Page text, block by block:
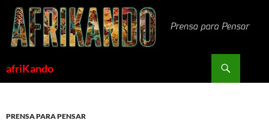
Saltar
contenido
afriKando
PRENSA PARA PENSAR